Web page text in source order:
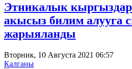
Этникалык
акысыз билим алууга
жарыяланды
Вторник, 10 Августа 2021 06:57
Калганы